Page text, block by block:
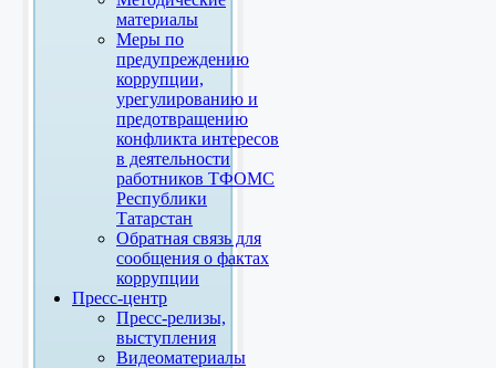
материалы
Меры по
предупреждению
коррупции,
урегулированию и
предотвращению
конфликта интересов
в деятельности
работников ТФОМС
Республики
Татарстан
Обратная связь для
сообщения о фактах
коррупции
Пресс-центр
Пресс-релизы,
выступления
Видеоматериалы